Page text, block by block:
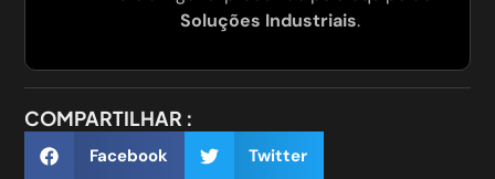
Soluções Industriais.
COMPARTILHAR :
Facebook Twitter